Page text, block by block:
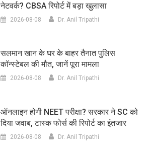
नेटवर्क? CBSA रिपोर्ट में बड़ा खुलासा
2026-08-08 Dr. Anil Tripathi
सलमान खान के घर के बाहर तैनात पुलिस
कॉन्स्टेबल की मौत, जानें पूरा मामला
2026-08-08 Dr. Anil Tripathi
ऑनलाइन होगी NEET परीक्षा? सरकार ने SC को
दिया जवाब, टास्क फोर्स की रिपोर्ट का इंतजार
2026-08-08 Dr. Anil Tripathi